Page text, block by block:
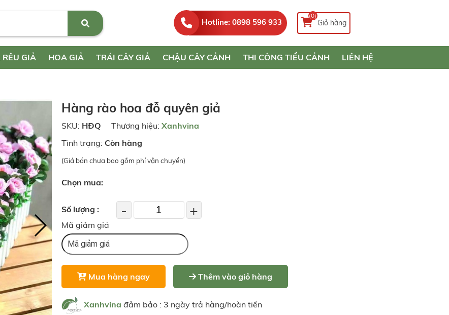
Hotline: 0898 596 933
(0)
Giỏ hàng
RÊU GIẢ HOA GIẢ TRÁI CÂY GIẢ CHẬU CÂY CẢNH THI CÔNG TIỂU CẢNH LIÊN HỆ
Hàng rào hoa đỗ quyên giả
SKU: HĐQ Thương hiệu: Xanhvina
Tình trạng: Còn hàng
(Giá bán chưa bao gồm phí vận chuyển)
Chọn mua:
Số lượng : - +
Mã giảm giá
Mua hàng ngay Thêm vào giỏ hàng
Xanhvina đảm bảo : 3 ngày trả hàng/hoàn tiền